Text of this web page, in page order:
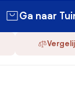
Ga naar